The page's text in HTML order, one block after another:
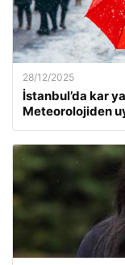
28/12/2025
İstanbul’da kar
Meteorolojiden